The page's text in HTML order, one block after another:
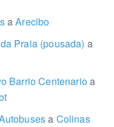
aArecibo
Praia (pousada) a
Barrio Centenarioa
a Colinas